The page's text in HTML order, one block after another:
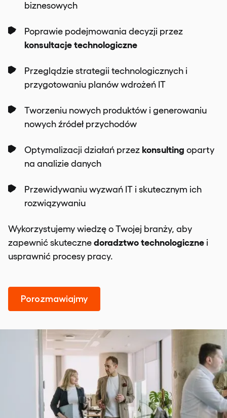
biznesowych
Poprawie podejmowania decyzji przez
konsultacje technologiczne
Przeglądzie strategii technologicznych i
przygotowaniu planów wdrożeń IT
Tworzeniu nowych produktów i generowaniu
nowych źródeł przychodów
Optymalizacji działań przez konsulting oparty
na analizie danych
Przewidywaniu wyzwań IT i skutecznym ich
rozwiązywaniu
Wykorzystujemy wiedzę o Twojej branży, aby
zapewnić skutecznedoradztwo technologiczne i
usprawnić procesy pracy.
Porozmawiajmy